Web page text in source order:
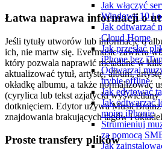
Jak włączyć
Windows 10 i
Jak odtwarzać
Cloud Home
Jak przesłać
iPhone bez
Odtwarzaj
trybie offline
Jak edytować
Jak odtwarzać
moim iPhonie
Strumieniuj
za pomocą
Jak
Łatwa naprawa informacji o
Jeśli tytuły utworów lub informacje o
ich, nie martw się. Evermusic zawiera
który pozwala naprawić metadane w
aktualizować tytuł, artystę, album,
okładkę albumu, a także normalizować
(cyrylica lub tekst azjatycki
dotknięciem. Edytor używa
znajdowania brakujących tagów i
Proste transfery plików